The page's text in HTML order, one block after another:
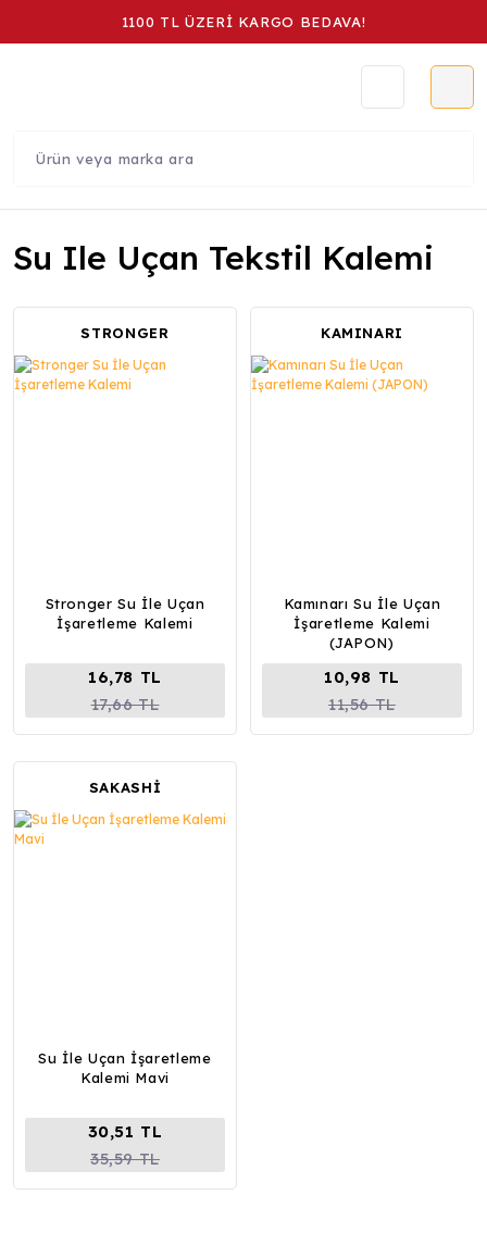
1100 TL ÜZERİ KARGO BEDAVA!
Su Ile Uçan Tekstil Kalemi
STRONGER
Stronger Su İle Uçan
İşaretleme Kalemi
16,78 TL
17,66 TL
KAMINARI
Kamınarı Su İle Uçan
İşaretleme Kalemi
(JAPON)
10,98 TL
11,56 TL
SAKASHİ
Su İle Uçan İşaretleme
Kalemi Mavi
30,51 TL
35,59 TL